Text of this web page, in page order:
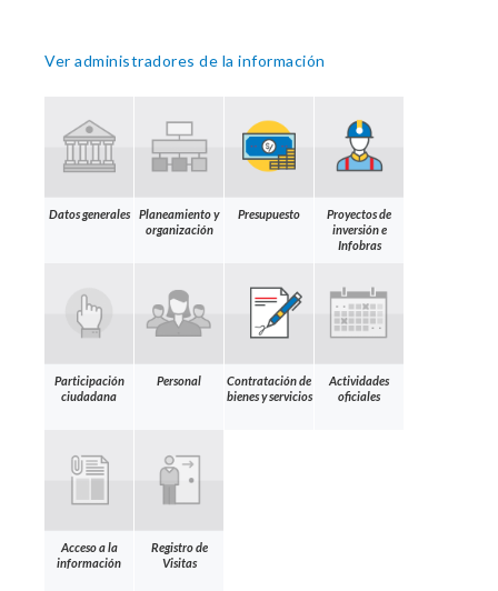
Ver administradores de la información
Datos generales
Planeamiento y
organización
Presupuesto
Proyectos de
inversión e
Infobras
Participación
ciudadana
Personal
Contratación de
bienes y servicios
Actividades
oficiales
Acceso a la
información
Registro de
Visitas